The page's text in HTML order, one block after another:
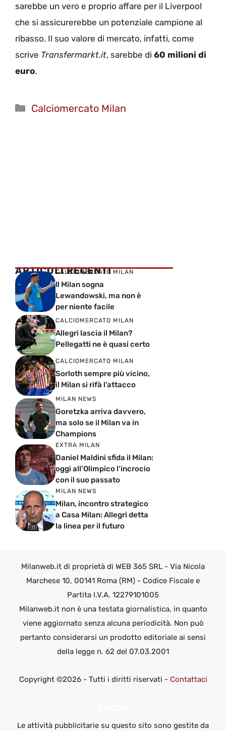
sarebbe un vero e proprio affare per il Liverpool
che si assicurerebbe un potenziale campione al
ribasso. Il suo valore di mercato, infatti, come
scrive Transfermarkt.it, sarebbe di 60 milioni di
euro.
Categorie
Calciomercato Milan
ARTICOLI RECENTI
CALCIOMERCATO MILAN
Il Milan sogna
Lewandowski, ma non è
per niente facile
CALCIOMERCATO MILAN
Allegri lascia il Milan?
Pellegatti ne è quasi certo
CALCIOMERCATO MILAN
Sorloth sempre più vicino,
il Milan si rifà l’attacco
MILAN NEWS
Goretzka arriva davvero,
ma solo se il Milan va in
Champions
EXTRA MILAN
Daniel Maldini sfida il Milan:
oggi all’Olimpico l’incrocio
con il suo passato
MILAN NEWS
Milan, incontro strategico
a Casa Milan: Allegri detta
la linea per il futuro
Milanweb.it di proprietà di WEB 365 SRL - Via Nicola
Marchese 10, 00141 Roma (RM) - Codice Fiscale e
Partita I.V.A. 12279101005
Milanweb.it non è una testata giornalistica, in quanto
viene aggiornato senza alcuna periodicità. Non può
pertanto considerarsi un prodotto editoriale ai sensi
della legge n. 62 del 07.03.2001
Copyright ©2026 - Tutti i diritti riservati - Contattaci
Le attività pubblicitarie su questo sito sono gestite da